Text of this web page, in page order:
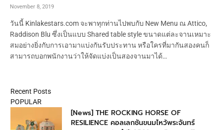
November 8, 2019
วันนี้ Kinlakestars.com จะพาทุกท่านไปพบกับ New Menu ณ Attico,
Raddison Blu ซึ่งเป็นแบบ Shared table style ขนาดแต่ละจานเหมาะ
สมอย่างยิ่งกับการเอามาแบ่งกันรับประทาน หรือใครที่มากันสองคนก็
สามารถบอกพนักงานว่าให้จัดแบ่งเป็นสองจานมาได้…
Recent Posts
POPULAR
[News] THE ROCKING HORSE OF
RESILIENCE คอลเลกชันขนมไหว้พระจันทร์